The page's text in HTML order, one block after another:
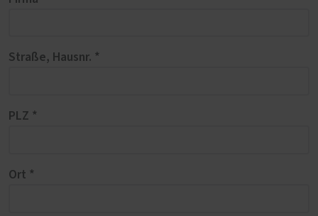
Straße, Hausnr. *
PLZ *
Ort *